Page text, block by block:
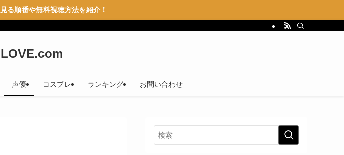
る順番や無料視聴方法を紹介！
声優 コスプレ ランキング お問い合わせ